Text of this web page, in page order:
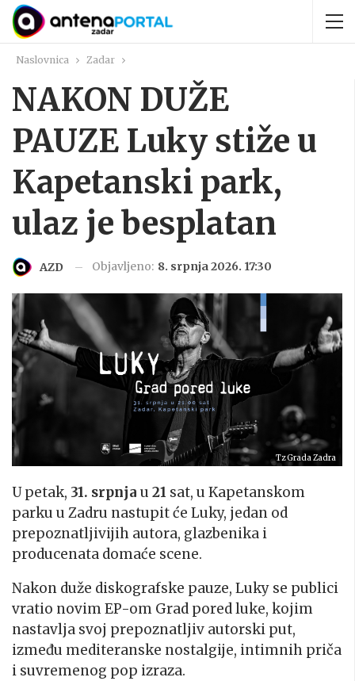
Naslovnica Zadar
NAKON DUŽE
PAUZE Luky stiže u
Kapetanski park,
ulaz je besplatan
AZD Objavljeno: 8. srpnja 2026. 17:30
Tz Grada Zadra
U petak, 31. srpnja u 21 sat, u Kapetanskom
parku u Zadru nastupit će Luky, jedan od
prepoznatljivijih autora, glazbenika i
producenata domaće scene.
Nakon duže diskografske pauze, Luky se publici
vratio novim EP-om Grad pored luke, kojim
nastavlja svoj prepoznatljiv autorski put,
između mediteranske nostalgije, intimnih priča
i suvremenog pop izraza.